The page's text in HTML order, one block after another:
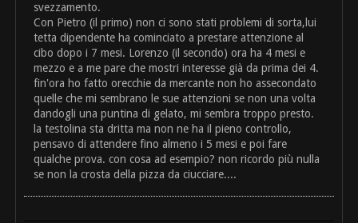
svezzamento.
Con Pietro (il primo) non ci sono stati problemi di sorta,lui
tetta dipendente ha cominciato a prestare attenzione al
cibo dopo i 7 mesi. Lorenzo (il secondo) ora ha 4 mesi e
mezzo e a me pare che mostri interesse già da prima dei 4.
fin'ora ho fatto orecchie da mercante non ho assecondato
quelle che mi sembrano le sue attenzioni se non una volta
dandogli una puntina di gelato, mi sembra troppo presto.
la testolina sta dritta ma non ne ha il pieno controllo,
pensavo di attendere fino almeno i 5 mesi e poi fare
qualche prova. con cosa ad esempio? non ricordo più nulla
se non la crosta della pizza da ciucciare....